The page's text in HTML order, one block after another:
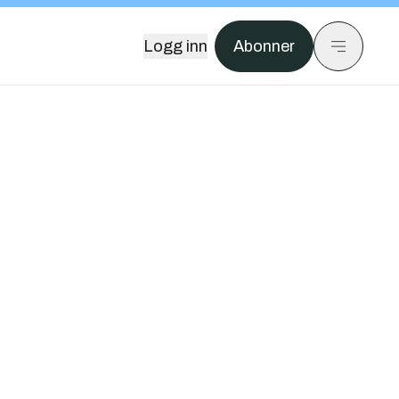
Logg inn Abonner